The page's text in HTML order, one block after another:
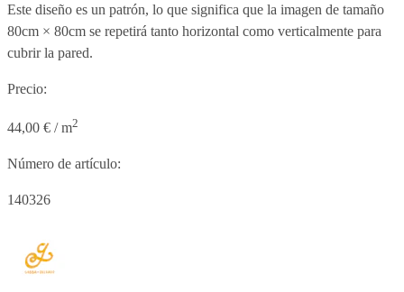
Este diseño es un patrón, lo que significa que la imagen de tamaño
80cm × 80cm se repetirá tanto horizontal como verticalmente para
cubrir la pared.
Precio:
44,00 € / m2
Número de artículo:
140326